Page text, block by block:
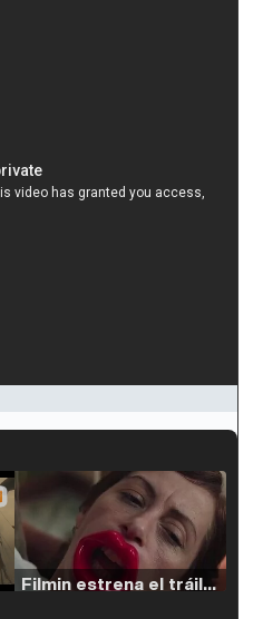
Filmin estrena el tráiler de 'Millennial Mal', su nueva comedia universitaria de la mano de Lorena Iglesias